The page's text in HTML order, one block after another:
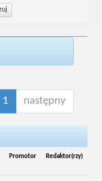
1 następny
Promotor Redaktor(rzy)